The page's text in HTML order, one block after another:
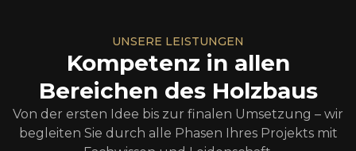
UNSERE LEISTUNGEN
Kompetenz in allen
Bereichen des Holzbaus
Von der ersten Idee bis zur finalen Umsetzung – wir
begleiten Sie durch alle Phasen Ihres Projekts mit